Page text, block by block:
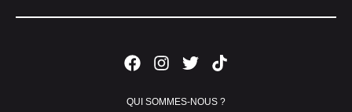
QUI SOMMES-NOUS ?